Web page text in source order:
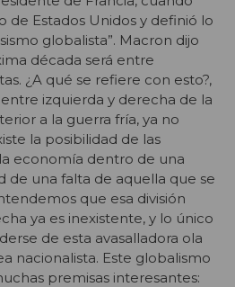
de Estados Unidos y definió lo
globalista”. Macron dijo
década será entre
¿A qué se refiere con esto?,
izquierda y derecha de la
a la guerra fría, ya no
la posibilidad de las
economía dentro de una
de una falta de aquella que se
que esa división
ya es inexistente, y lo único
de esta avasalladora ola
nacionalista. Este globalismo
premisas interesantes: